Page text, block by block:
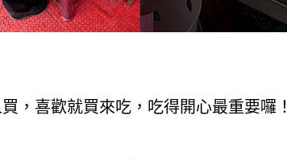
，喜歡就買來吃，吃得開心最重要囉！